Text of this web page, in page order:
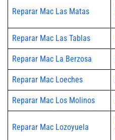
Reparar Mac Las Matas
Reparar Mac Las Tablas
Reparar Mac La Berzosa
Reparar Mac Loeches
Reparar Mac Los Molinos
Reparar Mac Lozoyuela